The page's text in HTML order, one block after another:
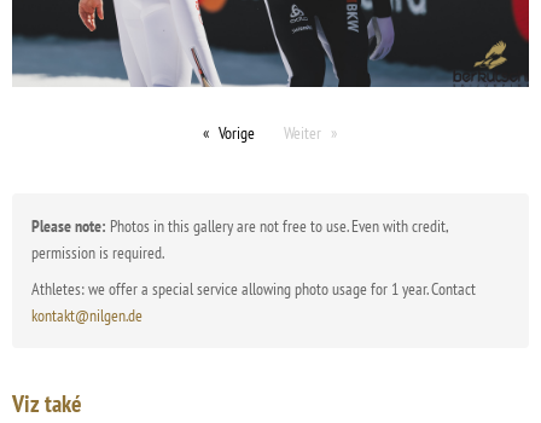
Vorige Weiter
Please note: Photos in this gallery are not free to use. Even with credit,
permission is required.
Athletes: we offer a special service allowing photo usage for 1 year. Contact
kontakt@nilgen.de
Viz také